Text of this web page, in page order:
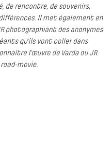
de rencontre, de souvenirs,
Il met également en
photographiant des anonymes
qu’ils vont coller dans
l’œuvre de Varda ou JR
movie.